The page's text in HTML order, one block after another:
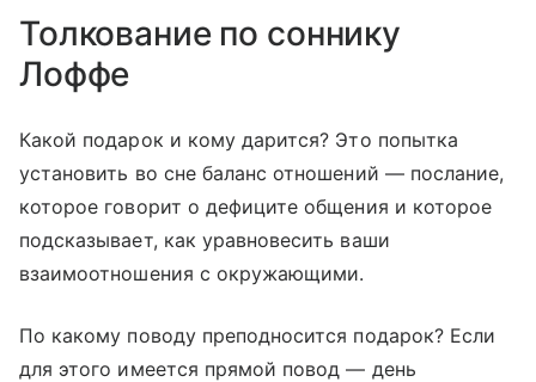
Толкование по соннику
Лоффе
Какой подарок и кому дарится? Это попытка
установить во сне баланс отношений — послание,
которое говорит о дефиците общения и которое
подсказывает, как уравновесить ваши
взаимоотношения с окружающими.
По какому поводу преподносится подарок? Если
для этого имеется прямой повод — день